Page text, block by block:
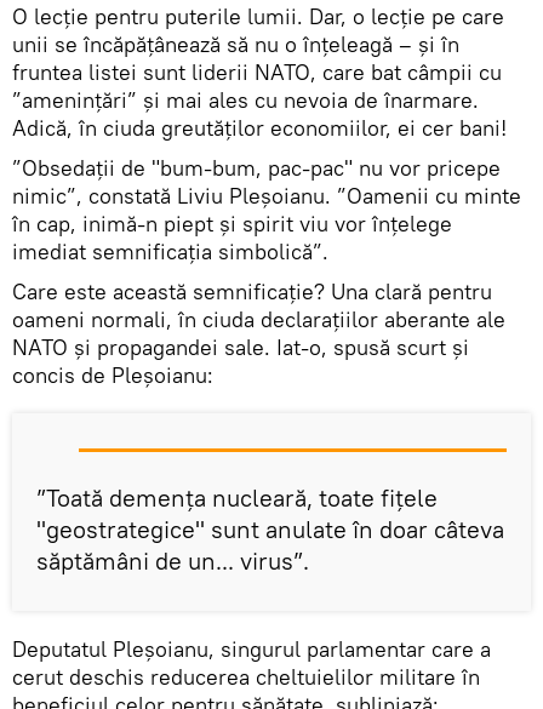
O lecție pentru puterile lumii. Dar, o lecție pe care
unii se încăpățânează să nu o înțeleagă – și în
fruntea listei sunt liderii NATO, care bat câmpii cu
”amenințări” și mai ales cu nevoia de înarmare.
Adică, în ciuda greutăților economiilor, ei cer bani!
”Obsedații de "bum-bum, pac-pac" nu vor pricepe
nimic”, constată Liviu Pleșoianu. ”Oamenii cu minte
în cap, inimă-n piept și spirit viu vor înțelege
imediat semnificația simbolică”.
Care este această semnificație? Una clară pentru
oameni normali, în ciuda declarațiilor aberante ale
NATO și propagandei sale. Iat-o, spusă scurt și
concis de Pleșoianu:
”Toată demența nucleară, toate fițele
"geostrategice" sunt anulate în doar câteva
săptămâni de un... virus”.
Deputatul Pleșoianu, singurul parlamentar care a
cerut deschis reducerea cheltuielilor militare în